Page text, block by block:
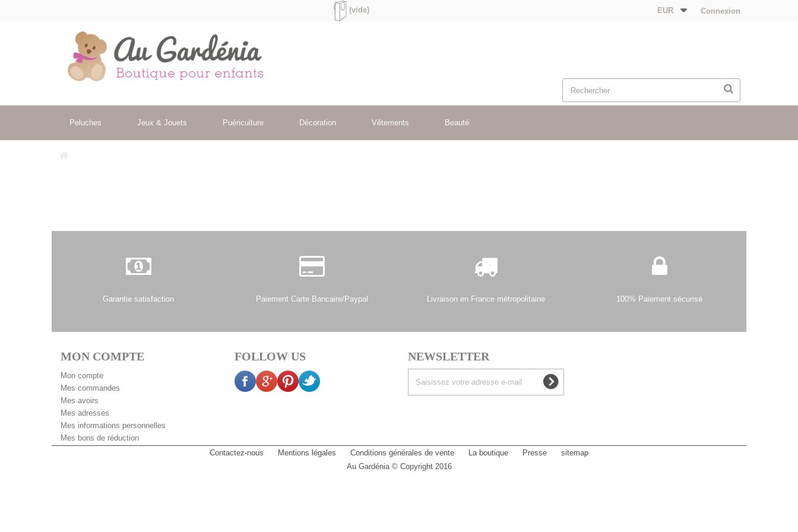
Connexion
EUR
(vide)
Peluches Jeux & Jouets Puériculture Décoration Vêtements Beauté
Garantie satisfaction Paiement Carte Bancaire/Paypal Livraison en France métropolitaine 100% Paiement sécurisé
MON COMPTE
Mon compte
Mes commandes
Mes avoirs
Mes adresses
Mes informations personnelles
Mes bons de réduction
FOLLOW US NEWSLETTER
Contactez-nous Mentions légales Conditions générales de vente La boutique Presse
sitemap
Au Gardénia © Copyright 2016